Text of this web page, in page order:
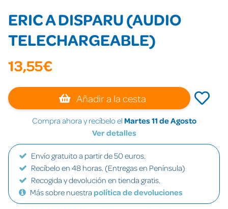
ERIC A DISPARU (AUDIO
TELECHARGEABLE)
13,55€
Añadir a la cesta
Compra ahora y recíbelo el Martes 11 de Agosto
Ver detalles
Envío gratuito a partir de 50 euros.
Recíbelo en 48 horas. (Entregas en Península)
Recogida y devolución en tienda gratis.
Más sobre nuestra política de devoluciones